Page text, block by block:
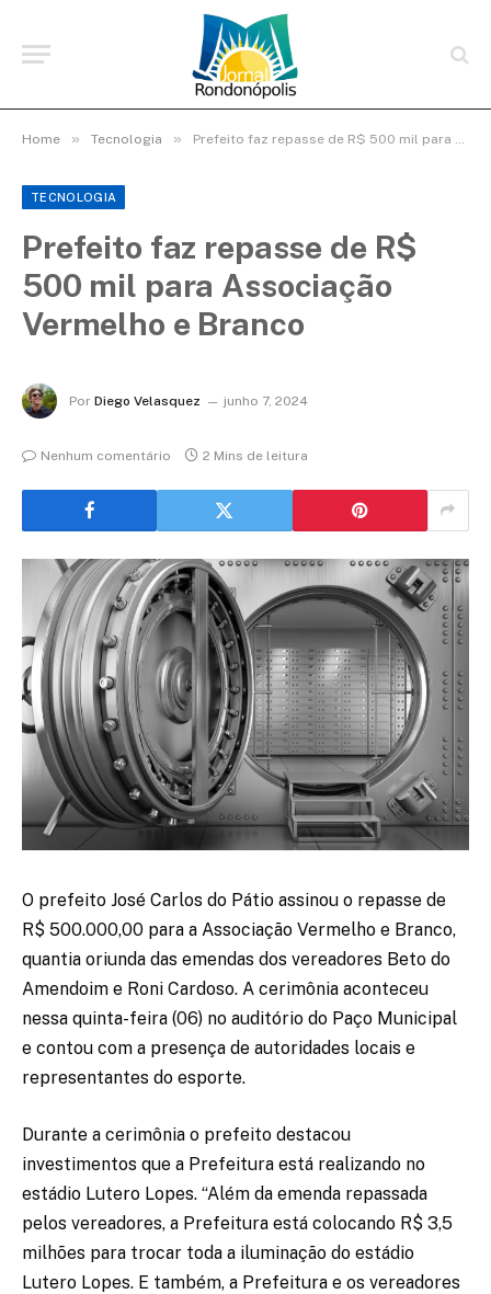
Home » Tecnologia » Prefeito faz repasse de R$ 500 mil para Associação Vermelho e Branco
TECNOLOGIA
Prefeito faz repasse de R$
500 mil para Associação
Vermelho e Branco
Por Diego Velasquez junho 7, 2024
Nenhum comentário 2 Mins de leitura
O prefeito José Carlos do Pátio assinou o repasse de
R$ 500.000,00 para a Associação Vermelho e Branco,
quantia oriunda das emendas dos vereadores Beto do
Amendoim e Roni Cardoso. A cerimônia aconteceu
nessa quinta-feira (06) no auditório do Paço Municipal
e contou com a presença de autoridades locais e
representantes do esporte.
Durante a cerimônia o prefeito destacou
investimentos que a Prefeitura está realizando no
estádio Lutero Lopes. “Além da emenda repassada
pelos vereadores, a Prefeitura está colocando R$ 3,5
milhões para trocar toda a iluminação do estádio
Lutero Lopes. E também, a Prefeitura e os vereadores